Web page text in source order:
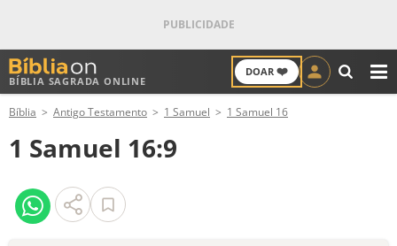
BÍBLIA SAGRADA ONLINE
DOAR ❤️
ANTIGO TESTAMENTO
NOVO TESTAMENTO
VERSÍCULOS
Bíblia Antigo Testamento 1 Samuel 1 Samuel 16
1 Samuel 16:9